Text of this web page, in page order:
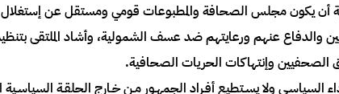
أن يكون مجلس الصحافة والمطبوعات قومي ومستقل عن إستغلال
والدفاع عنهم ورعايتهم ضد عسف الشمولية، وأشاد الملتقى
وإنتهاكات الحريات الصحافية.
السياسـي ولا يسـتطيع أفـراد الجمهـور مـن خـارج الحلقـة السياسـية